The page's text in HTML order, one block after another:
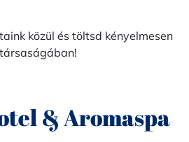
közül és töltsd kényelmesen
& Aromaspa